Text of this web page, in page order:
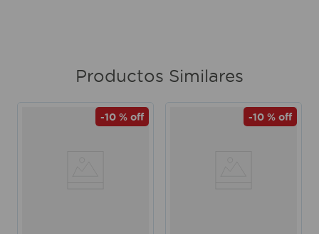
Productos Similares
-10 % off -10 % off